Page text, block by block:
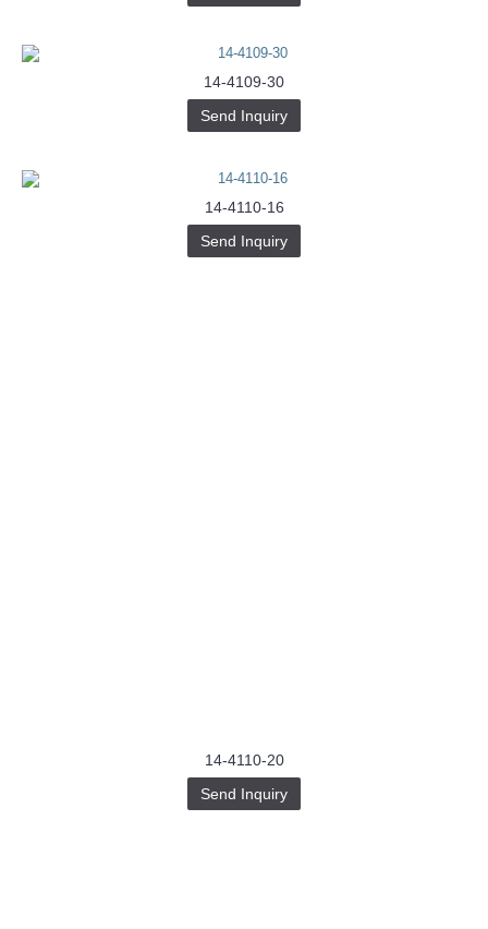
14-4109-30
Send Inquiry
14-4110-16
Send Inquiry
14-4110-20
Send Inquiry